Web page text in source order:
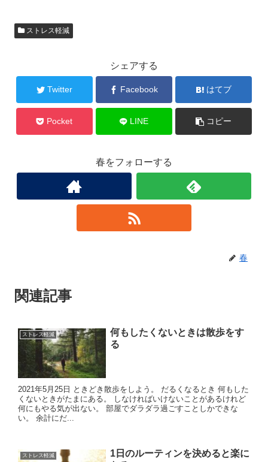
ストレス軽減
シェアする
Twitter Facebook はてブ
Pocket LINE コピー
春をフォローする
春
関連記事
ストレス軽減
何もしたくないときは散歩をす
る
2021年5月25日 ときどき散歩をしよう。 だるくなるとき 何もした
くないときがたまにある。 しなければいけないことがあるけれど
何にもやる気が出ない。 部屋でダラダラ過ごすことしかできな
い。 余計にだ...
ストレス軽減
1日のルーティンを決めると楽に